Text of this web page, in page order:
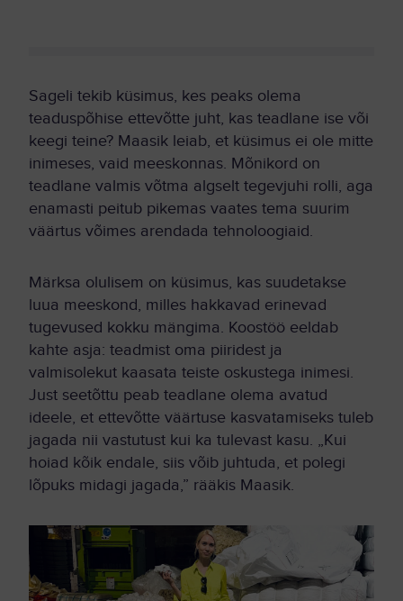
Sageli tekib küsimus, kes peaks olema
teaduspõhise ettevõtte juht, kas teadlane ise või
keegi teine? Maasik leiab, et küsimus ei ole mitte
inimeses, vaid meeskonnas. Mõnikord on
teadlane valmis võtma algselt tegevjuhi rolli, aga
enamasti peitub pikemas vaates tema suurim
väärtus võimes arendada tehnoloogiaid.
Märksa olulisem on küsimus, kas suudetakse
luua meeskond, milles hakkavad erinevad
tugevused kokku mängima. Koostöö eeldab
kahte asja: teadmist oma piiridest ja
valmisolekut kaasata teiste oskustega inimesi.
Just seetõttu peab teadlane olema avatud
ideele, et ettevõtte väärtuse kasvatamiseks tuleb
jagada nii vastutust kui ka tulevast kasu. „Kui
hoiad kõik endale, siis võib juhtuda, et polegi
lõpuks midagi jagada,” rääkis Maasik.